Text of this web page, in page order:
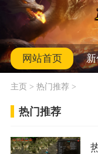
网站首页
主页> 热门推荐 >
热门推荐